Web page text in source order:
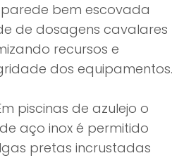
bem escovada
de dosagens cavalares
recursos e
dos equipamentos.
piscinas de azulejo o
aço inox é permitido
pretas incrustadas